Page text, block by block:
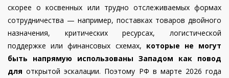
скорее о косвенных или трудно отслеживаемых формах
сотрудничества — например, поставках товаров двойного
назначения, критических ресурсах, логистической
поддержке или финансовых схемах, которые не могут
быть напрямую использованы Западом как повод
дляоткрытой эскалации. Поэтому РФ в марте 2026 года